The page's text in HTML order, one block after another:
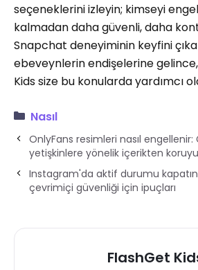
seçeneklerini izleyin; kimseyi
kalmadan daha güvenli, daha
Snapchat deneyiminin keyfini
ebeveynlerin endişelerine
Kids size bu konularda yardımcı
Nasıl
OnlyFans resimleri nasıl engellenir:
yetişkinlere yönelik içerikten
Instagram'da aktif durumu
çevrimiçi güvenliği için ipuçları
FlashGet